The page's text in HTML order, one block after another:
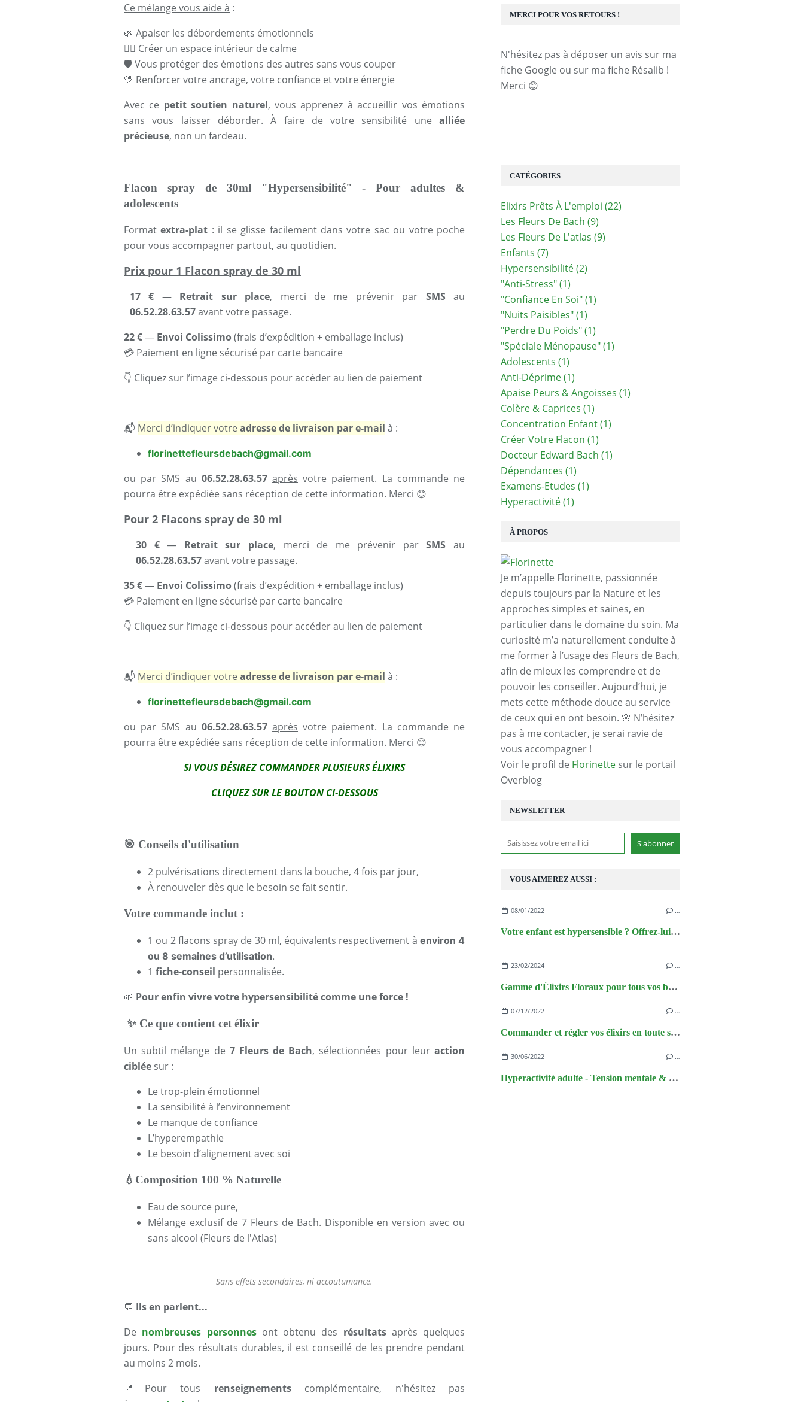
Ce mélange vous aide à :
🌿 Apaiser les débordements émotionnels
🧘‍♀️ Créer un espace intérieur de calme
🛡 Vous protéger des émotions des autres sans vous couper
💛 Renforcer votre ancrage, votre confiance et votre énergie
Avec ce petit soutien naturel, vous apprenez à accueillir vos émotions
sans vous laisser déborder. À faire de votre sensibilité une alliée
précieuse, non un fardeau.
Flacon spray de 30ml "Hypersensibilité" - Pour adultes &
adolescents
Format extra-plat : il se glisse facilement dans votre sac ou votre poche
pour vous accompagner partout, au quotidien.
Prix pour 1 Flacon spray de 30 ml
17 € — Retrait sur place, merci de me prévenir par SMSau
06.52.28.63.57avant votre passage.
22 €— Envoi Colissimo(frais d’expédition + emballage inclus)
💳 Paiement en ligne sécurisé par carte bancaire
👇 Cliquez sur l’image ci-dessous pour accéder au lien de paiement
📬 Merci d’indiquer votre adresse de livraison par e-mail à :
florinettefleursdebach@gmail.com
ou par SMS au 06.52.28.63.57 après votre paiement. La commande ne
pourra être expédiée sans réception de cette information. Merci 😊
Pour 2 Flacons spray de 30 ml
30 €— Retrait sur place, merci de me prévenir parSMS au
06.52.28.63.57avant votre passage.
35 €— Envoi Colissimo(frais d’expédition + emballage inclus)
💳 Paiement en ligne sécurisé par carte bancaire
👇 Cliquez sur l’image ci-dessous pour accéder au lien de paiement
📬 Merci d’indiquer votre adresse de livraison par e-mail à :
florinettefleursdebach@gmail.com
ou par SMS au 06.52.28.63.57 après votre paiement. La commande ne
pourra être expédiée sans réception de cette information. Merci 😊
SI VOUS DÉSIREZ COMMANDER PLUSIEURS ÉLIXIRS
CLIQUEZ SUR LE BOUTON CI-DESSOUS
🎯 Conseils d'utilisation
2 pulvérisations directement dans la bouche, 4 fois par jour,
À renouveler dès que le besoin se fait sentir.
Votre commande inclut :
1 ou 2 flacons spray de 30 ml, équivalents respectivement à environ 4
ou 8 semaines d’utilisation.
1 fiche-conseil personnalisée.
🌱 Pour enfin vivre votre hypersensibilité comme une force !
✨ Ce que contient cet élixir
Un subtil mélange de 7 Fleurs de Bach, sélectionnées pour leuraction
ciblée sur :
Le trop-plein émotionnel
La sensibilité à l’environnement
Le manque de confiance
L’hyperempathie
Le besoin d’alignement avec soi
💧 Composition 100 % Naturelle
Eau de source pure,
Mélange exclusif de 7 Fleurs de Bach. Disponible en version avec ou
sans alcool (Fleurs de l'Atlas)
Sans effets secondaires, ni accoutumance.
💬 Ils en parlent...
De nombreuses personnesont obtenu des résultatsaprès quelques
jours. Pour des résultats durables, il est conseillé de les prendre pendant
au moins 2 mois.
📍 Pour tous renseignementscomplémentaire, n'hésitez pas
NEWSLETTER
À PROPOS
Je m’appelle Florinette, passionnée
depuis toujours par la Nature et les
approches simples et saines, en
particulier dans le domaine du soin. Ma
curiosité m’a naturellement conduite à
me former à l’usage des Fleurs de Bach,
afin de mieux les comprendre et de
pouvoir les conseiller. Aujourd’hui, je
mets cette méthode douce au service
de ceux qui en ont besoin. 🌸 N’hésitez
pas à me contacter, je serai ravie de
vous accompagner !
Voir le profil de Florinette sur le portail
Overblog
VOUS AIMEREZ AUSSI :
08/01/2022 …
Votre enfant est hypersensible ? Offrez-lui un accompagnement doux et naturel
23/02/2024 …
Gamme d'Élixirs Floraux pour tous vos besoins !
07/12/2022 …
Commander et régler vos élixirs en toute sérénité
30/06/2022 …
Hyperactivité adulte - Tension mentale & agitation intérieure
CATÉGORIES
Elixirs Prêts À L'emploi (22)
Les Fleurs De Bach (9)
Les Fleurs De L'atlas (9)
Enfants (7)
Hypersensibilité(2)
"anti-Stress"(1)
"confiance En Soi"(1)
"nuits Paisibles"(1)
"perdre Du Poids"(1)
"spéciale Ménopause"(1)
Adolescents (1)
Anti-Déprime(1)
Apaise Peurs & Angoisses (1)
Colère & Caprices (1)
Concentration Enfant(1)
Créer Votre Flacon (1)
Docteur Edward Bach (1)
Dépendances (1)
Examens-Etudes (1)
Hyperactivité(1)
MERCI POUR VOS RETOURS !
N'hésitez pas à déposer un avis sur ma
fiche Google ou sur ma fiche Résalib !
Merci 😊